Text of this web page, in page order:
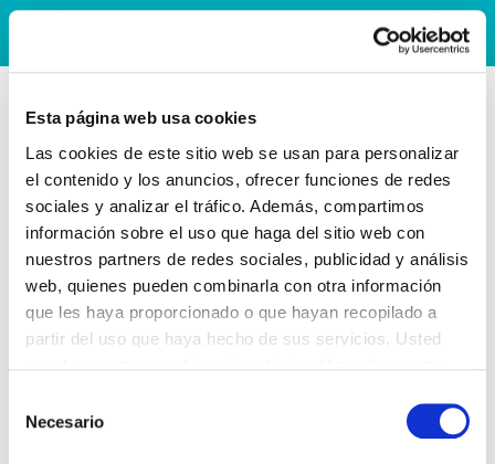
Esta página web usa cookies
Las cookies de este sitio web se usan para personalizar
el contenido y los anuncios, ofrecer funciones de redes
sociales y analizar el tráfico. Además, compartimos
información sobre el uso que haga del sitio web con
nuestros partners de redes sociales, publicidad y análisis
web, quienes pueden combinarla con otra información
que les haya proporcionado o que hayan recopilado a
partir del uso que haya hecho de sus servicios. Usted
Necesario